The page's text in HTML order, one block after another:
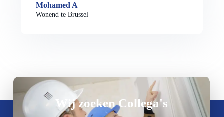
Mohamed A
Wonend te Brussel
Wij zoeken Collega's